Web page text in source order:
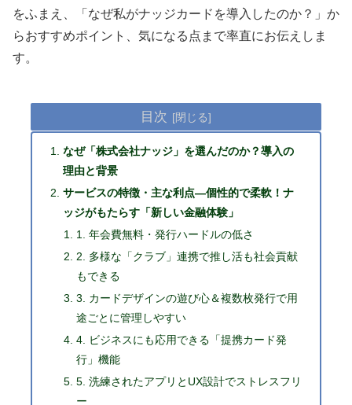
をふまえ、「なぜ私がナッジカードを導入したのか？」か
らおすすめポイント、気になる点まで率直にお伝えしま
す。
目次
なぜ「株式会社ナッジ」を選んだのか？導入の
理由と背景
サービスの特徴・主な利点―個性的で柔軟！ナ
ッジがもたらす「新しい金融体験」
1. 年会費無料・発行ハードルの低さ
2. 多様な「クラブ」連携で推し活も社会貢献
もできる
3. カードデザインの遊び心＆複数枚発行で用
途ごとに管理しやすい
4. ビジネスにも応用できる「提携カード発
行」機能
5. 洗練されたアプリとUX設計でストレスフリ
ー